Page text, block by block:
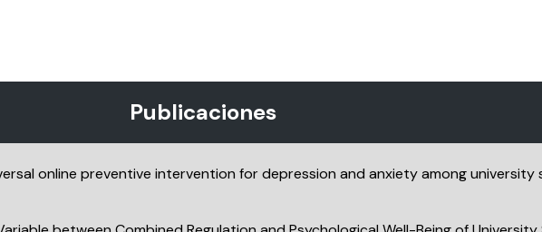
Publicaciones
online preventive intervention for depression and anxiety among